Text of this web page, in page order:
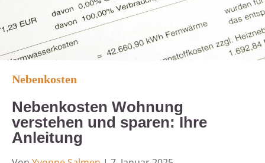
Nebenkosten
Nebenkosten Wohnung
verstehen und sparen: Ihre
Anleitung